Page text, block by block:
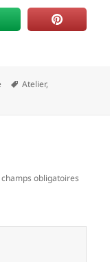
Mots-
Atelier,
champs obligatoires